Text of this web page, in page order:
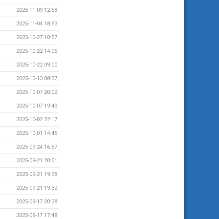
2025-11-09 12:58
2025-11-04 18:53
2025-10-27 10:57
2025-10-22 14:06
2025-10-22 09:00
2025-10-13 08:37
2025-10-07 20:02
2025-10-07 19:49
2025-10-02 22:17
2025-10-01 14:45
2025-09-24 16:57
2025-09-21 20:01
2025-09-21 19:38
2025-09-21 19:32
2025-09-17 20:38
2025-09-17 17:48